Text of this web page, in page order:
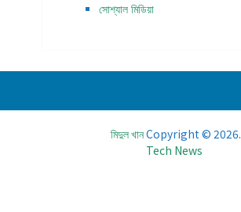
সোশ্যাল মিডিয়া
মিদুল খানCopyright © 2026.
Tech News